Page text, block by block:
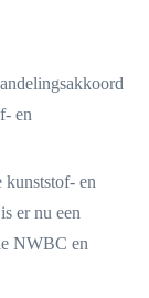
en
kunststof- en
er nu een
NWBC en